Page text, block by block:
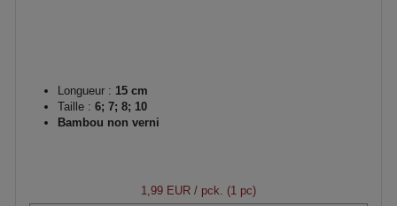
Longueur : 15 cm
Taille : 6; 7; 8; 10
Bambou non verni
1,99 EUR / pck. (1 pc)